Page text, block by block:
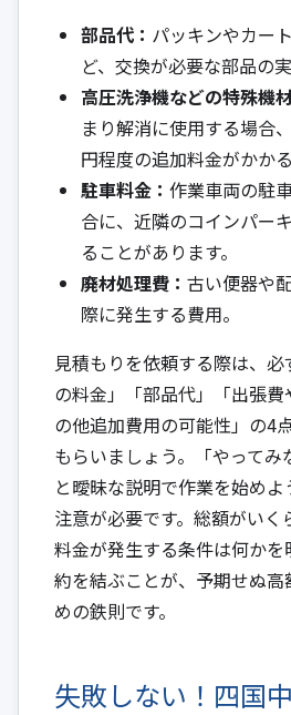
部品代： パッキンやカー
ど、交換が必要な部品の実
高圧洗浄機などの特殊機
まり解消に使用する場合
円程度の追加料金がかか
駐車料金： 作業車両の駐
合に、近隣のコインパー
ることがあります。
廃材処理費： 古い便器や
際に発生する費用。
見積もりを依頼する際は、
の料金」「部品代」「出張
の他追加費用の可能性」の4
もらいましょう。「やってみ
と曖昧な説明で作業を始め
注意が必要です。総額がいく
料金が発生する条件は何か
約を結ぶことが、予期せぬ
めの鉄則です。
失敗しない！四国